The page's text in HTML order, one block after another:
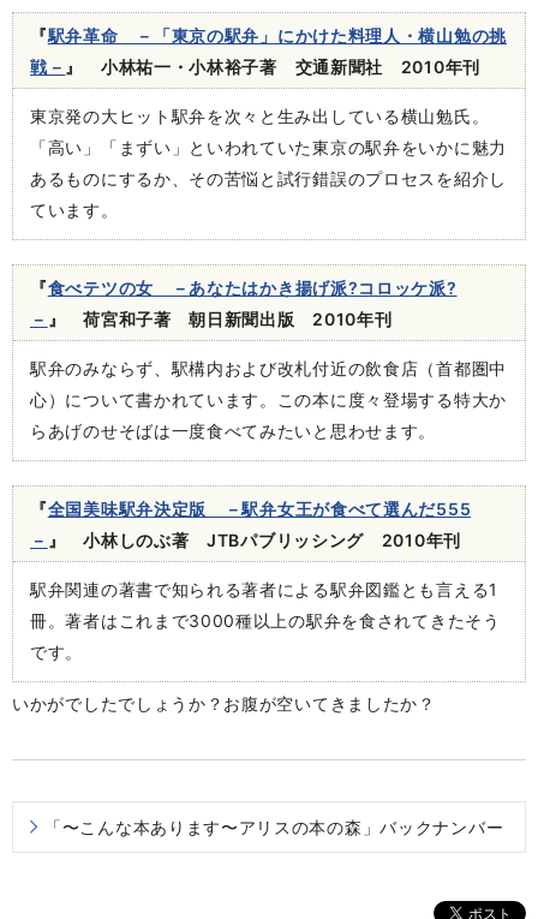
『駅弁革命 －「東京の駅弁」にかけた料理人・横山勉の挑
戦－ 』 小林祐一・小林裕子著 交通新聞社 2010年刊
東京発の大ヒット駅弁を次々と生み出している横山勉氏。
「高い」「まずい」といわれていた東京の駅弁をいかに魅力
あるものにするか、その苦悩と試行錯誤のプロセスを紹介し
ています。
『食べテツの女 －あなたはかき揚げ派?コロッケ派?
－ 』 荷宮和子著 朝日新聞出版 2010年刊
駅弁のみならず、駅構内および改札付近の飲食店（首都圏中
心）について書かれています。この本に度々登場する特大か
らあげのせそばは一度食べてみたいと思わせます。
『全国美味駅弁決定版 －駅弁女王が食べて選んだ555
－ 』 小林しのぶ著 JTBパブリッシング 2010年刊
駅弁関連の著書で知られる著者による駅弁図鑑とも言える1
冊。著者はこれまで3000種以上の駅弁を食されてきたそう
です。
いかがでしたでしょうか？お腹が空いてきましたか？
「〜こんな本あります〜アリスの本の森」バックナンバー